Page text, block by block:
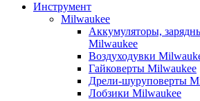
Инструмент
Milwaukee
Аккумуляторы,
Milwaukee
Воздуходувки
Гайковерты Milwaukee
Дрели-шуруповерты
Лобзики Milwaukee